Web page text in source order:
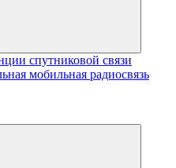
спутниковой связи
мобильная радиосвязь